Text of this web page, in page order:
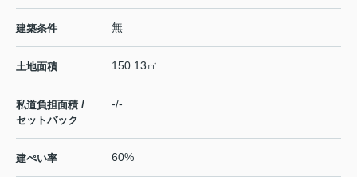
建築条件 無
土地面積 150.13㎡
私道負担面積 /
セットバック
-/-
建ぺい率 60%